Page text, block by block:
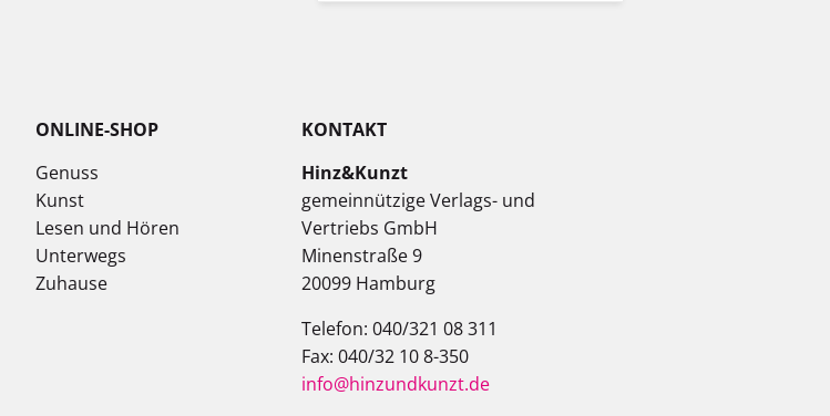
ONLINE-SHOP
Genuss
Kunst
Lesen und Hören
Unterwegs
Zuhause
KONTAKT
Hinz&Kunzt
gemeinnützige Verlags- und
Vertriebs GmbH
Minenstraße 9
20099 Hamburg
Telefon: 040/321 08 311
Fax: 040/32 10 8-350
info@hinzundkunzt.de